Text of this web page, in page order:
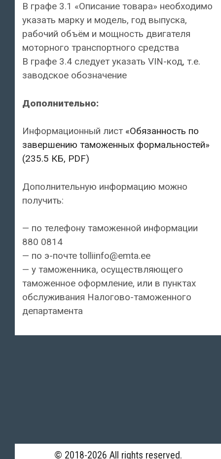
В графе 3.1 «Описание товара» необходимо
указать марку и модель, год выпуска,
рабочий объём и мощность двигателя
моторного транспортного средства
В графе 3.4 следует указать VIN-код, т.е.
заводское обозначение
Дополнительнo:
Информационный лист «Обязанность по
завершению таможенных формальностей»
(235.5 КБ, PDF)
Дополнительную информацию можно
получить:
— по телефону таможенной информации
880 0814
— по э-почте tolliinfo@emta.ee
— у таможенника, осуществляющего
таможенное оформление, или в пунктах
обслуживания Налогово-таможенного
департамента
© 2018-2026 All rights reserved.